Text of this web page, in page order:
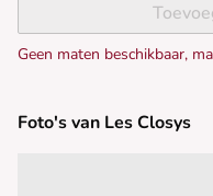
Geen maten beschikbaar,
Foto's van Les Closys